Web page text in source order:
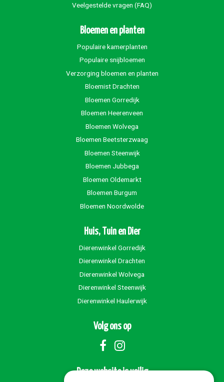
Veelgestelde vragen (FAQ)
Bloemen en planten
Populaire kamerplanten
Populaire snijbloemen
Verzorging bloemen en planten
Bloemist Drachten
Bloemen Gorredijk
Bloemen Heerenveen
Bloemen Wolvega
Bloemen Beetsterzwaag
Bloemen Steenwijk
Bloemen Jubbega
Bloemen Oldemarkt
Bloemen Burgum
Bloemen Noordwolde
Huis, Tuin en Dier
Dierenwinkel Gorredijk
Dierenwinkel Drachten
Dierenwinkel Wolvega
Dierenwinkel Steenwijk
Dierenwinkel Haulerwijk
Volg ons op
Deze website is veilig